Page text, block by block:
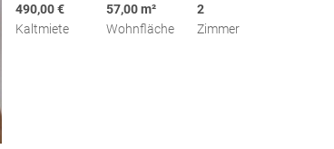
490,00 €
Kaltmiete
57,00 m²
Wohnfläche
2
Zimmer